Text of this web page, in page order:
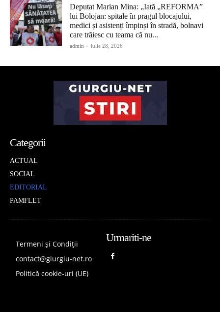
Deputat Marian Mina: „Iată „REFORMA”
lui Bolojan: spitale în pragul blocajului,
medici și asistenți împinși în stradă, bolnavi
care trăiesc cu teama că nu...
admin - iulie 28, 2026
Categorii
ACTUAL
SOCIAL
EDITORIAL
PAMFLET
Termeni și Condiții
contact@giurgiu-net.ro
Politică cookie-uri (UE)
Urmariti-ne